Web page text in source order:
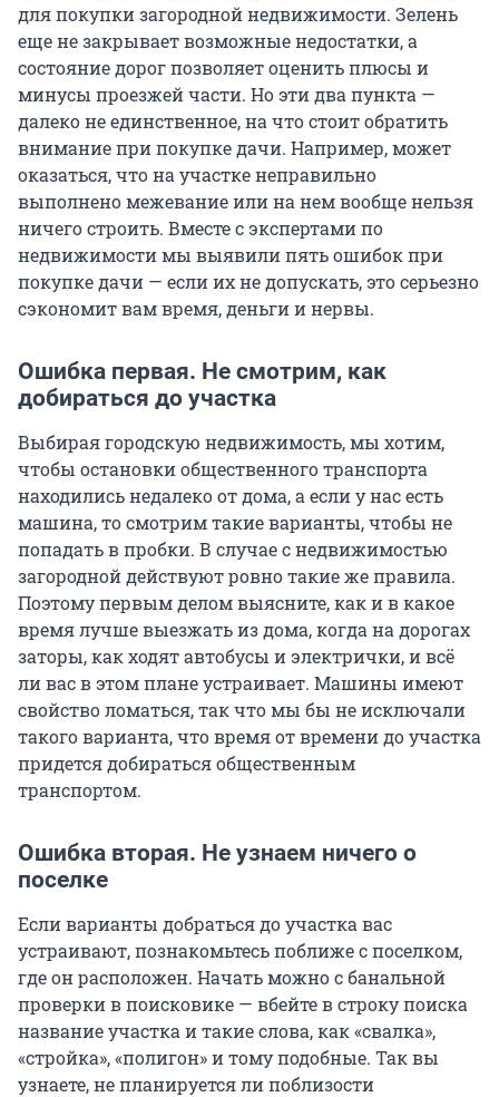
для покупки загородной недвижимости. Зелень
еще не закрывает возможные недостатки, а
состояние дорог позволяет оценить плюсы и
минусы проезжей части. Но эти два пункта —
далеко не единственное, на что стоит обратить
внимание при покупке дачи. Например, может
оказаться, что на участке неправильно
выполнено межевание или на нем вообще нельзя
ничего строить. Вместе с экспертами по
недвижимости мы выявили пять ошибок при
покупке дачи — если их не допускать, это серьезно
сэкономит вам время, деньги и нервы.
Ошибка первая. Не смотрим, как
добираться до участка
Выбирая городскую недвижимость, мы хотим,
чтобы остановки общественного транспорта
находились недалеко от дома, а если у нас есть
машина, то смотрим такие варианты, чтобы не
попадать в пробки. В случае с недвижимостью
загородной действуют ровно такие же правила.
Поэтому первым делом выясните, как и в какое
время лучше выезжать из дома, когда на дорогах
заторы, как ходят автобусы и электрички, и всё
ли вас в этом плане устраивает. Машины имеют
свойство ломаться, так что мы бы не исключали
такого варианта, что время от времени до участка
придется добираться общественным
транспортом.
Ошибка вторая. Не узнаем ничего о
поселке
Если варианты добраться до участка вас
устраивают, познакомьтесь поближе с поселком,
где он расположен. Начать можно с банальной
проверки в поисковике — вбейте в строку поиска
название участка и такие слова, как «свалка»,
«стройка», «полигон» и тому подобные. Так вы
узнаете, не планируется ли поблизости